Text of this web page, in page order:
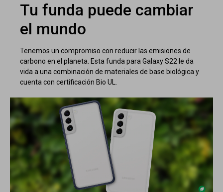
Tu funda puede cambiar
el mundo
Tenemos un compromiso con reducir las emisiones de
carbono en el planeta. Esta funda para Galaxy S22 le da
vida a una combinación de materiales de base biológica y
cuenta con certificación Bio UL.